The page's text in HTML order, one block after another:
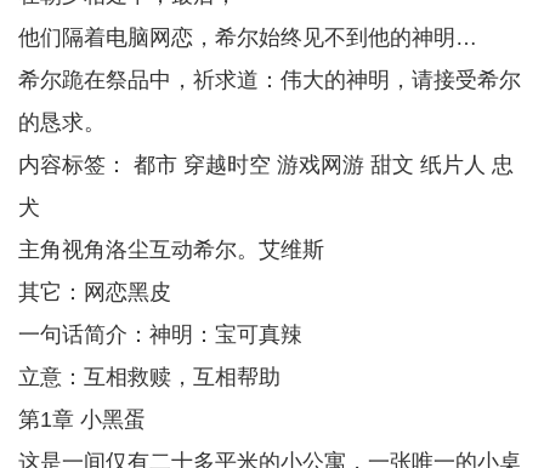
他们隔着电脑网恋，希尔始终见不到他的神明…
希尔跪在祭品中，祈求道：伟大的神明，请接受希尔
的恳求。
内容标签： 都市 穿越时空 游戏网游 甜文 纸片人 忠
犬
主角视角洛尘互动希尔。艾维斯
其它：网恋黑皮
一句话简介：神明：宝可真辣
立意：互相救赎，互相帮助
第1章 小黑蛋
这是一间仅有二十多平米的小公寓，一张唯一的小桌